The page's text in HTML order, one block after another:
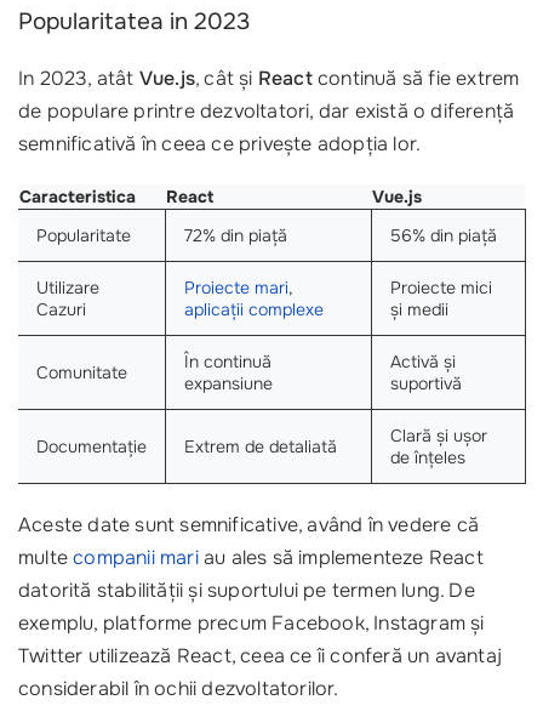
Popularitatea in 2023
In 2023, atât Vue.js, cât și Reactcontinuă să fie extrem
de populare printre dezvoltatori, dar există o diferență
semnificativă în ceea ce privește adopția lor.
Caracteristica React
Vue.js
Popularitate
72% din piață 56% din piață
Utilizare
Cazuri
Proiecte mari,
aplicații complexe
Proiecte mici
și medii
Comunitate
În continuă
expansiune
Activă și
suportivă
Documentație Extrem de detaliată
Clară și ușor
de înțeles
Aceste date sunt semnificative, având în vedere că
multecompanii mariau ales să implementeze React
datorită stabilității și suportului pe termen lung. De
exemplu, platforme precum Facebook, Instagram și
Twitter utilizează React, ceea ce îi conferă un avantaj
considerabil în ochii dezvoltatorilor.